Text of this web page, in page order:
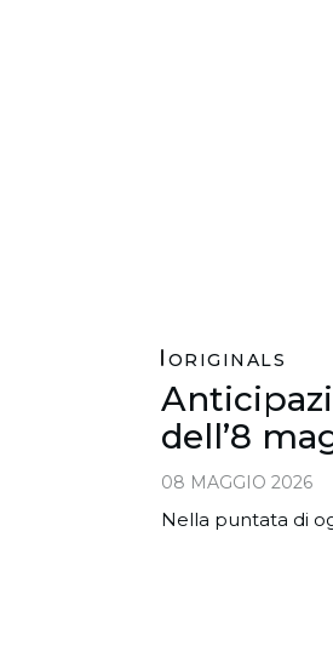
ORIGINALS
dell’8
08 MAGGIO 2026
Nella puntata di